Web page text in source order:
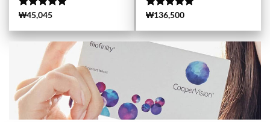
5 중에서
가됨
(166)
₩45,045 5 중에서
(259)
₩136,500